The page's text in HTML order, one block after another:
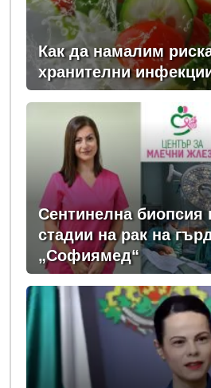
Как да намалим
хранителни
Сентинелна биопсия
стадии на рак на
„Софиямед“